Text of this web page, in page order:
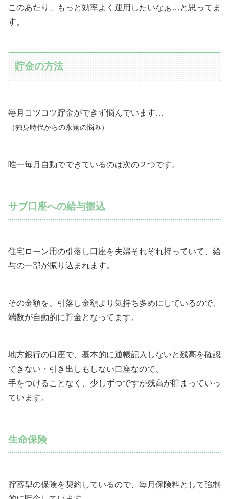
このあたり、もっと効率よく運用したいなぁ…と思ってま
す。
貯金の方法
毎月コツコツ貯金ができず悩んでいます…
（独身時代からの永遠の悩み）
唯一毎月自動でできているのは次の２つです。
サブ口座への給与振込
住宅ローン用の引落し口座を夫婦それぞれ持っていて、給
与の一部が振り込まれます。
その金額を、引落し金額より気持ち多めにしているので、
端数が自動的に貯金となってます。
地方銀行の口座で、基本的に通帳記入しないと残高を確認
できない・引き出しもしない口座なので、
手をつけることなく、少しずつですが残高が貯まっていっ
ています。
生命保険
貯蓄型の保険を契約しているので、毎月保険料として強制